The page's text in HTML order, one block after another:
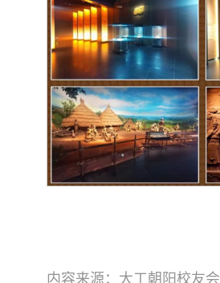
内容来源：大工朝阳校友会